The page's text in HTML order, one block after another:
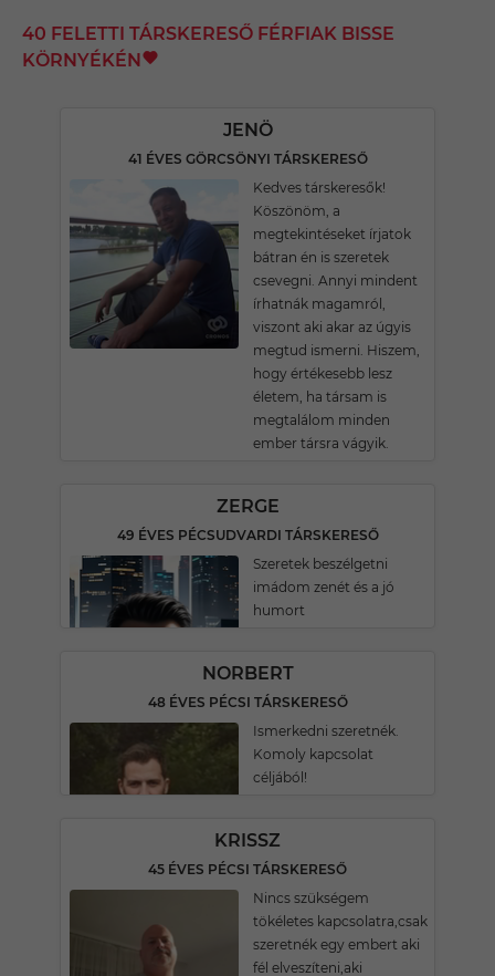
40 FELETTI TÁRSKERESŐ FÉRFIAK BISSE
KÖRNYÉKÉN
JENÖ
41 ÉVES GÖRCSÖNYI TÁRSKERESŐ
Kedves társkeresők!
Köszönöm, a
megtekintéseket írjatok
bátran én is szeretek
csevegni. Annyi mindent
írhatnák magamról,
viszont aki akar az úgyis
megtud ismerni. Hiszem,
hogy értékesebb lesz
életem, ha társam is
megtalálom minden
ember társra vágyik.
ZERGE
49 ÉVES PÉCSUDVARDI TÁRSKERESŐ
Szeretek beszélgetni
imádom zenét és a jó
humort
NORBERT
48 ÉVES PÉCSI TÁRSKERESŐ
Ismerkedni szeretnék.
Komoly kapcsolat
céljából!
KRISSZ
45 ÉVES PÉCSI TÁRSKERESŐ
Nincs szükségem
tökéletes kapcsolatra,csak
szeretnék egy embert aki
fél elveszíteni,aki